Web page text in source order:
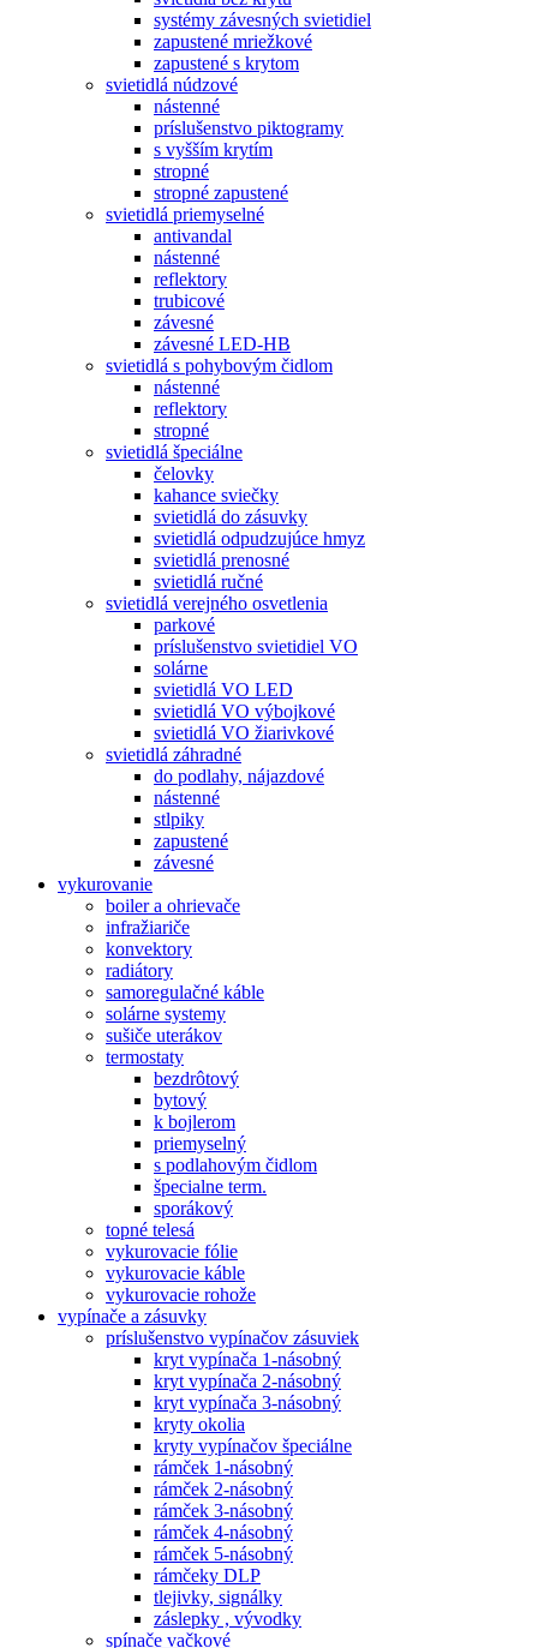
systémy závesných svietidiel
zapustené mriežkové
zapustené s krytom
svietidlá núdzové
nástenné
príslušenstvo piktogramy
s vyšším krytím
stropné
stropné zapustené
svietidlá priemyselné
antivandal
nástenné
reflektory
trubicové
závesné
závesné LED-HB
svietidlá s pohybovým čidlom
nástenné
reflektory
stropné
svietidlá špeciálne
čelovky
kahance sviečky
svietidlá do zásuvky
svietidlá odpudzujúce hmyz
svietidlá prenosné
svietidlá ručné
svietidlá verejného osvetlenia
parkové
príslušenstvo svietidiel VO
solárne
svietidlá VO LED
svietidlá VO výbojkové
svietidlá VO žiarivkové
svietidlá záhradné
do podlahy, nájazdové
nástenné
stlpiky
zapustené
závesné
vykurovanie
boiler a ohrievače
infražiariče
konvektory
radiátory
samoregulačné káble
solárne systemy
sušiče uterákov
termostaty
bezdrôtový
bytový
k bojlerom
priemyselný
s podlahovým čidlom
špecialne term.
sporákový
topné telesá
vykurovacie fólie
vykurovacie káble
vykurovacie rohože
vypínače a zásuvky
príslušenstvo vypínačov zásuviek
kryt vypínača 1-násobný
kryt vypínača 2-násobný
kryt vypínača 3-násobný
kryty okolia
kryty vypínačov špeciálne
rámček 1-násobný
rámček 2-násobný
rámček 3-násobný
rámček 4-násobný
rámček 5-násobný
rámčeky DLP
tlejivky, signálky
záslepky , vývodky
spínače vačkové